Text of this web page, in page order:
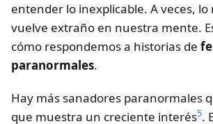
entender lo inexplicable. A veces, lo
vuelve extraño en nuestra mente.
cómo respondemos a historias de
paranormales.
Hay más sanadores paranormales
que muestra un creciente interés5.